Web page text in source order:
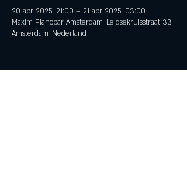
20 apr 2025, 21:00 – 21 apr 2025, 03:00
Maxim Pianobar Amsterdam, Leidsekruisstraat 33,
Amsterdam, Nederland